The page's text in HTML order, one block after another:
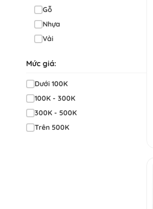
Gỗ
Nhựa
Vải
Mức giá:
Dưới 100K
100K - 300K
300K - 500K
Trên 500K